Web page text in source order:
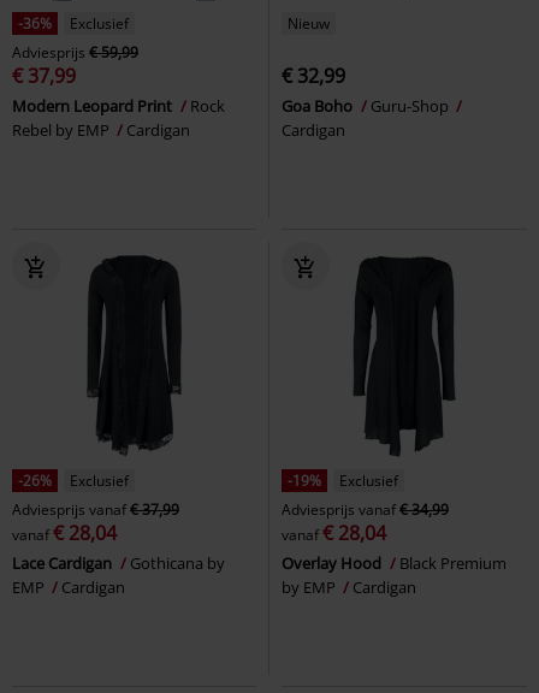
-36%
Exclusief
Adviesprijs € 59,99
€ 37,99
Modern Leopard Print
Rock
Rebel by EMP
Cardigan
Nieuw
€ 32,99
Goa Boho
Guru-Shop
Cardigan
-26%
Exclusief
Adviesprijs vanaf€ 37,99
vanaf€ 28,04
Lace Cardigan
Gothicana by
EMP
Cardigan
-19%
Exclusief
Adviesprijs vanaf€ 34,99
vanaf€ 28,04
Overlay Hood
Black Premium
by EMP
Cardigan